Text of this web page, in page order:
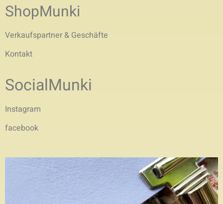
ShopMunki
Verkaufspartner & Geschäfte
Kontakt
SocialMunki
Instagram
facebook